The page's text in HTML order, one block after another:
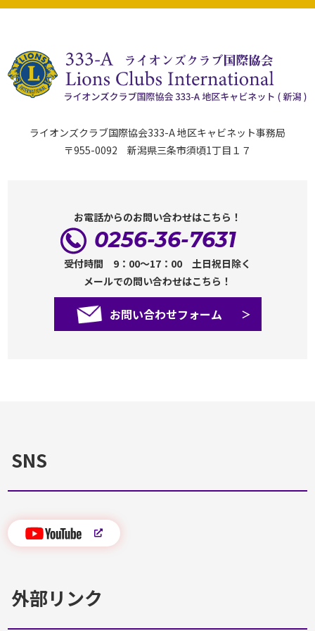
ライオンズクラブ国際協会333-A 地区キャビネット事務局
〒955-0092 新潟県三条市須頃1丁目１７
お電話からのお問い合わせはこちら！
0256-36-7631
受付時間 9：00～17：00 土日祝日除く
メールでの問い合わせはこちら！
お問い合わせフォーム
SNS
外部リンク